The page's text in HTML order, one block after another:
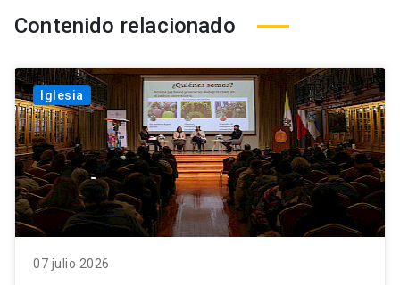
Contenido relacionado
Iglesia
07 julio 2026